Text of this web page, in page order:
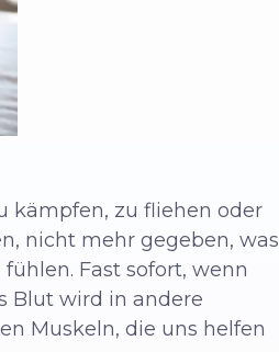
kämpfen, zu fliehen oder
nicht mehr gegeben, was
Fast sofort, wenn
Blut wird in andere
Muskeln, die uns helfen